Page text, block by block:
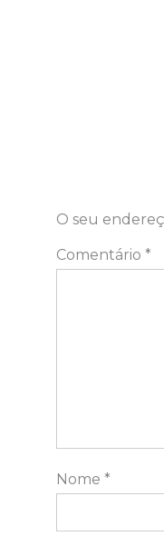
O seu
Comentário *
Nome *